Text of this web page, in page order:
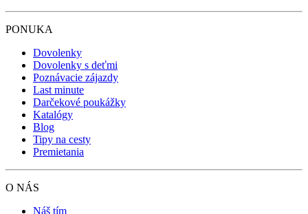
PONUKA
Dovolenky
Dovolenky s deťmi
Poznávacie zájazdy
Last minute
Darčekové poukážky
Katalógy
Blog
Tipy na cesty
Premietania
O NÁS
Náš tím